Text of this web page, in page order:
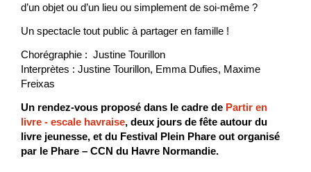
d’un objet ou d’un lieu ou simplement de soi-même ?
Un spectacle tout public à partager en famille !
Chorégraphie : Justine Tourillon
Interprètes : Justine Tourillon, Emma Dufies, Maxime
Freixas
Un rendez-vous proposé dans le cadre de Partir en
livre - escale havraise, deux jours de fête autour du
livre jeunesse, et du Festival Plein Phare out organisé
par le Phare – CCN du Havre Normandie.